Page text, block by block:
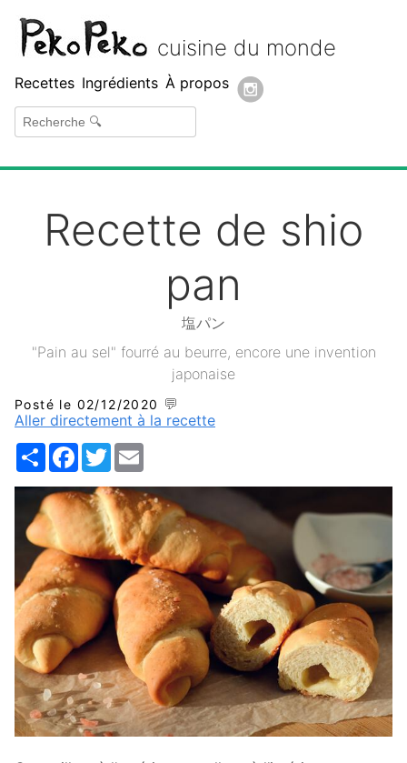
Peko Peko
cuisine du monde
Recettes Ingrédients À propos
Recette de shio
pan
塩パン
"Pain au sel" fourré au beurre, encore une invention
japonaise
Posté le 02/12/2020 💬
Aller directement à la recette
ShareFacebook
Twitter